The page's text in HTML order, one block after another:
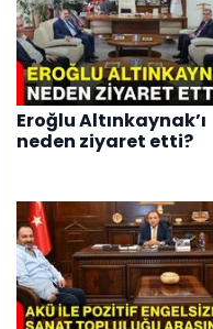
Eroğlu Altınkaynak’ı
neden ziyaret etti?